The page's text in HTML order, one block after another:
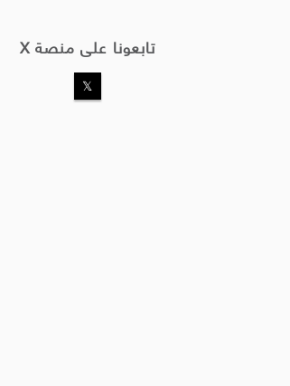
تابعونا على منصة X